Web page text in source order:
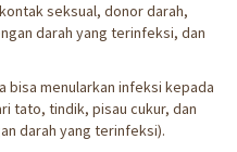
seksual, donor darah,
darah yang terinfeksi, dan
bisa menularkan infeksi kepada
tato, tindik, pisau cukur, dan
darah yang terinfeksi).